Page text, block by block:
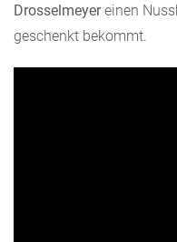
Drosselmeyereinen
geschenkt bekommt.